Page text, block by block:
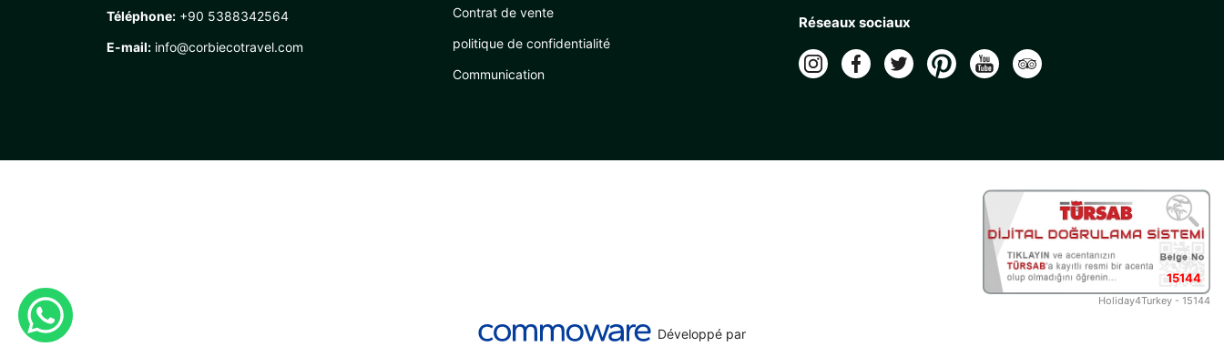
Téléphone: +90 5388342564
E-mail: info@corbiecotravel.com
Contrat de vente
politique de confidentialité
Communication
Réseaux sociaux
15144
Holiday4Turkey - 15144
Développé par